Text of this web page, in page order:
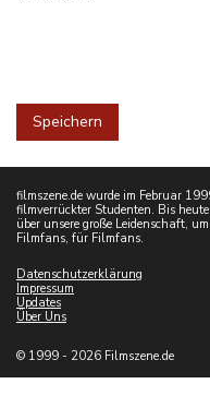
filmszene.de wurde im Februar
filmverrückter Studenten. Bis
über unsere große Leidenschaft,
Filmfans, für Filmfans.
Datenschutzerklärung
Impressum
Updates
Über Uns
© 1999 - 2026 Filmszene.de